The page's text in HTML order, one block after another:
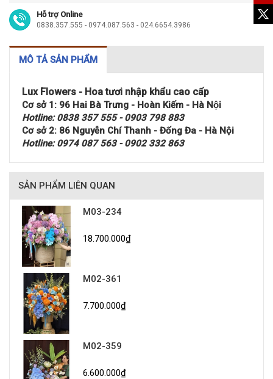
Hỗ trợ Online
0838.357.555 - 0974.087.563 - 024.6654.3986
MÔ TẢ SẢN PHẨM
Lux Flowers - Hoa tươi nhập khẩu cao cấp
Cơ sở 1: 96 Hai Bà Trưng - Hoàn Kiếm - Hà Nội
Hotline: 0838 357 555 - 0903 798 883
Cơ sở 2: 86 Nguyễn Chí Thanh - Đống Đa - Hà Nội
Hotline: 0974 087 563 - 0902 332 863
SẢN PHẨM LIÊN QUAN
M03-234
18.700.000₫
M02-361
7.700.000₫
M02-359
6.600.000₫